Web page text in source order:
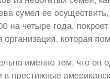
сумел ее
на четыре года,
организация, которая
именно тем, что
в престижные